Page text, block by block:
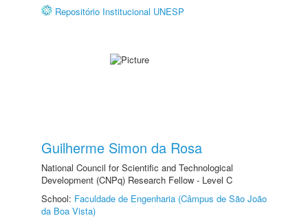
Repositório Institucional UNESP
Guilherme Simon da Rosa
National Council for Scientific and Technological
Development (CNPq) Research Fellow - Level C
School: Faculdade de Engenharia (Câmpus de São João
da Boa Vista)